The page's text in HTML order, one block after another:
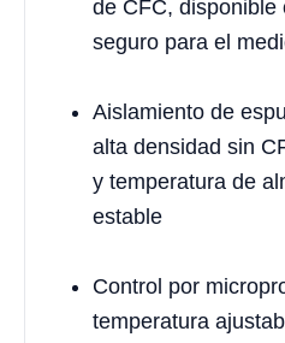
de CFC, disponible
seguro para el
Aislamiento de
alta densidad sin
y temperatura de
estable
Control por
temperatura